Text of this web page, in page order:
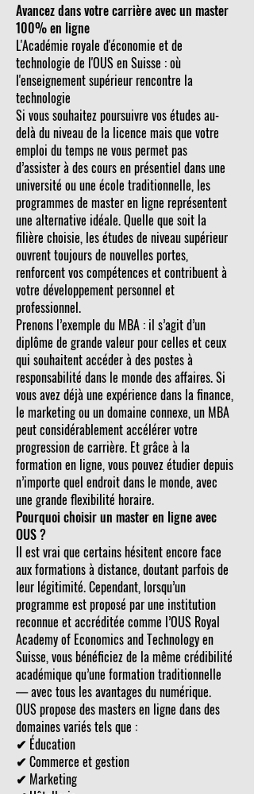
Avancez dans votre carrière avec un master
100% en ligne
L'Académie royale d'économie et de
technologie de l'OUS en Suisse : où
l'enseignement supérieur rencontre la
technologie
Si vous souhaitez poursuivre vos études au-
delà du niveau de la licence mais que votre
emploi du temps ne vous permet pas
d’assister à des cours en présentiel dans une
université ou une école traditionnelle, les
programmes de master en ligne représentent
une alternative idéale. Quelle que soit la
filière choisie, les études de niveau supérieur
ouvrent toujours de nouvelles portes,
renforcent vos compétences et contribuent à
votre développement personnel et
professionnel.
Prenons l’exemple du MBA : il s’agit d’un
diplôme de grande valeur pour celles et ceux
qui souhaitent accéder à des postes à
responsabilité dans le monde des affaires. Si
vous avez déjà une expérience dans la finance,
le marketing ou un domaine connexe, un MBA
peut considérablement accélérer votre
progression de carrière. Et grâce à la
formation en ligne, vous pouvez étudier depuis
n’importe quel endroit dans le monde, avec
une grande flexibilité horaire.
Pourquoi choisir un master en ligne avec
OUS ?
Il est vrai que certains hésitent encore face
aux formations à distance, doutant parfois de
leur légitimité. Cependant, lorsqu’un
programme est proposé par une institution
reconnue et accréditée comme l’OUS Royal
Academy of Economics and Technology en
Suisse, vous bénéficiez de la même crédibilité
académique qu’une formation traditionnelle
— avec tous les avantages du numérique.
OUS propose des masters en ligne dans des
domaines variés tels que :
✔ Éducation
✔ Commerce et gestion
✔ Marketing